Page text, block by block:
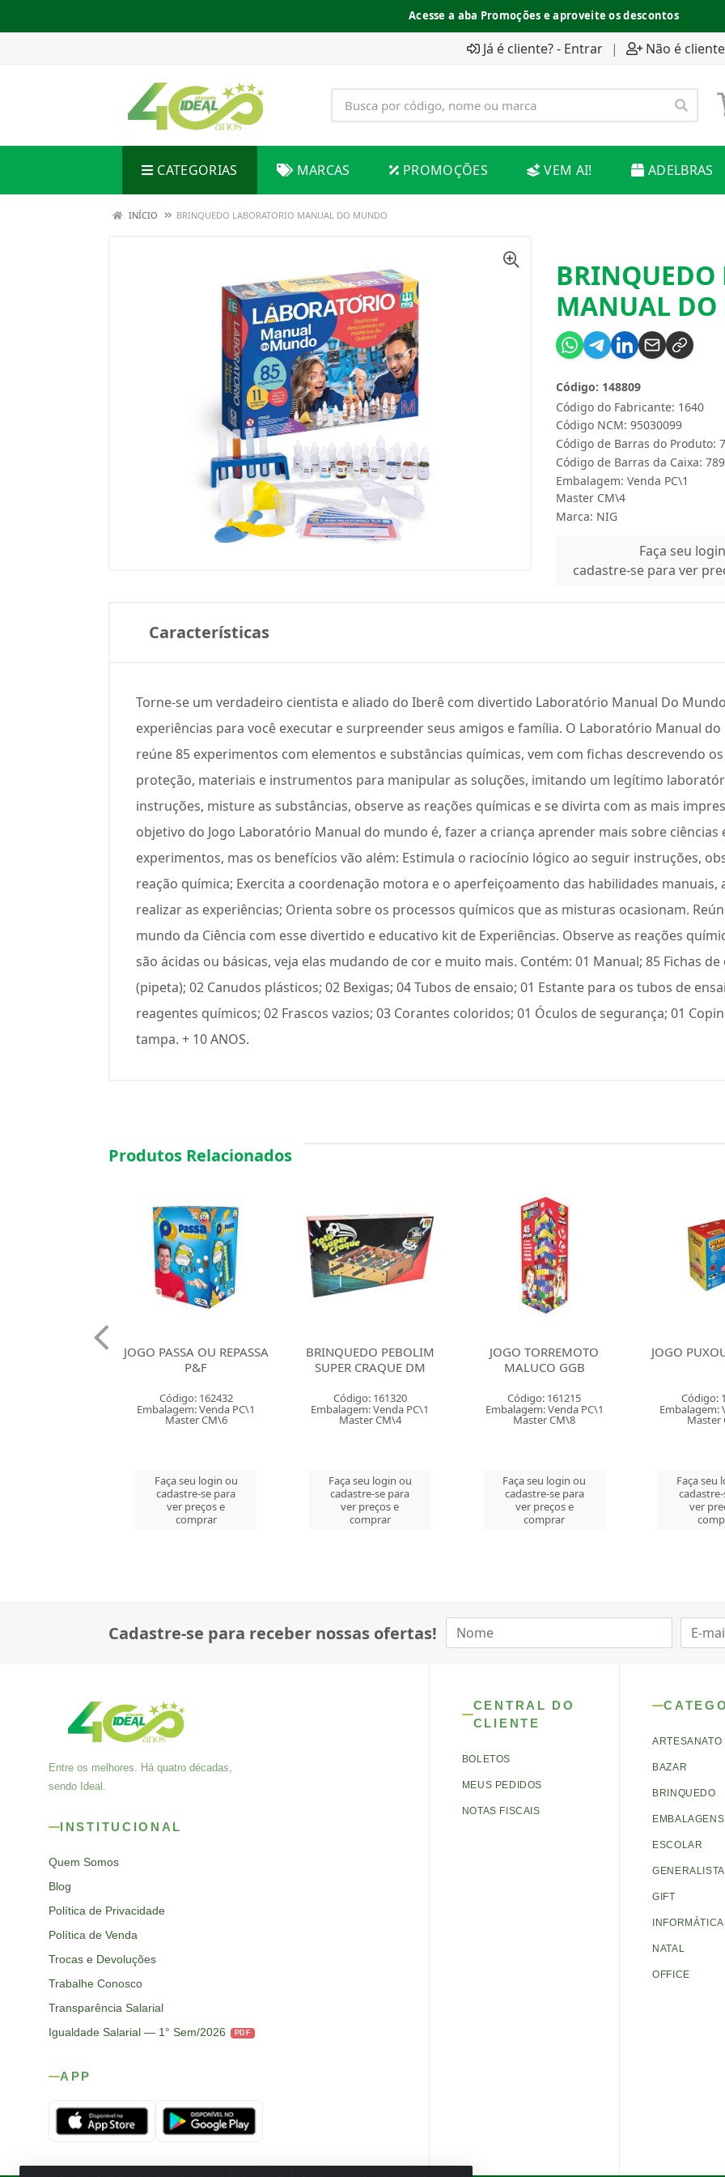
Acesse a aba Promoções e aproveite os descontos
Já é cliente? - Entrar | Não é
CATEGORIAS MARCAS PROMOÇÕES VEM AI! ADELBRAS
INÍCIO BRINQUEDO LABORATORIO MANUAL DO MUNDO
BRINQUEDO
MANUAL
Código do Fabricante: 1640
Código: 148809
Código NCM: 95030099
Código de Barras do Produto:
Código de Barras da Caixa:
Embalagem: Venda PC\1
Master CM\4
Marca: NIG
Faça seu
cadastre-se para ver
Características
Torne-se um verdadeiro cientista e aliado do Iberê com divertido Laboratório Manual Do
experiências para você executar e surpreender seus amigos e família. O Laboratório Manual
reúne 85 experimentos com elementos e substâncias químicas, vem com fichas descrevendo
proteção, materiais e instrumentos para manipular as soluções, imitando um legítimo
instruções, misture as substâncias, observe as reações químicas e se divirta com as mais
objetivo do Jogo Laboratório Manual do mundo é, fazer a criança aprender mais sobre
experimentos, mas os benefícios vão além: Estimula o raciocínio lógico ao seguir instruções,
reação química; Exercita a coordenação motora e o aperfeiçoamento das habilidades
realizar as experiências; Orienta sobre os processos químicos que as misturas ocasionam.
mundo da Ciência com esse divertido e educativo kit de Experiências. Observe as reações
são ácidas ou básicas, veja elas mudando de cor e muito mais. Contém: 01 Manual; 85 Fichas
(pipeta); 02 Canudos plásticos; 02 Bexigas; 04 Tubos de ensaio; 01 Estante para os tubos de
reagentes químicos; 02 Frascos vazios; 03 Corantes coloridos; 01 Óculos de segurança; 01
tampa. + 10 ANOS.
Produtos Relacionados
BRINQUEDO PEBOLIM
SUPER CRAQUE DM
Código: 161320
Embalagem: Venda PC\1
Master CM\4
Faça seu login ou
cadastre-se para
ver preços e
comprar
JOGO TORREMOTO
MALUCO GGB
Código: 161215
Embalagem: Venda PC\1
Master CM\8
Faça seu login ou
cadastre-se para
ver preços e
comprar
JOGO PUXOU CAIU P&F
Código: 160974
Embalagem: Venda PC\1
Master CM\3
Faça seu login ou
cadastre-se para
ver preços e
comprar
JOGO NADA
Código:
Embalagem:
Master
Faça seu
ver
Cadastre-se para receber nossas ofertas!
Entre os melhores. Há quatro décadas,
sendo Ideal.
INSTITUCIONAL
Quem Somos
Blog
Política de Privacidade
Política de Venda
Trocas e Devoluções
Trabalhe Conosco
Transparência Salarial
Igualdade Salarial — 1° Sem/2026
PDF
APP
CENTRAL DO
CLIENTE
BOLETOS
MEUS PEDIDOS
NOTAS FISCAIS
ARTESANATO
BAZAR
BRINQUEDO
ESCOLAR
GENERALISTA
GIFT
INFORMÁTICA
NATAL
OFFICE